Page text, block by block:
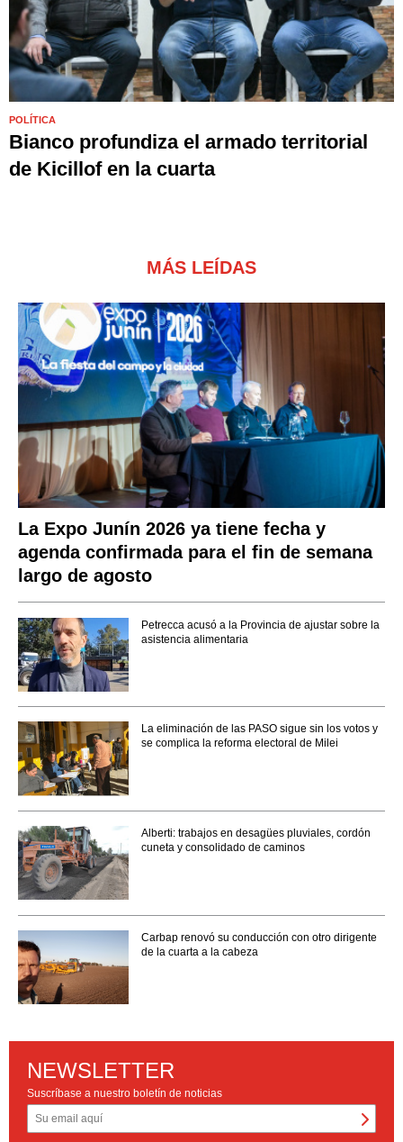
POLÍTICA
Bianco profundiza el armado territorial
de Kicillof en la cuarta
MÁS LEÍDAS
La Expo Junín 2026 ya tiene fecha y
agenda confirmada para el fin de semana
largo de agosto
Petrecca acusó a la Provincia de ajustar sobre la
asistencia alimentaria
La eliminación de las PASO sigue sin los votos y
se complica la reforma electoral de Milei
Alberti: trabajos en desagües pluviales, cordón
cuneta y consolidado de caminos
Carbap renovó su conducción con otro dirigente
de la cuarta a la cabeza
NEWSLETTER
Suscríbase a nuestro boletín de noticias